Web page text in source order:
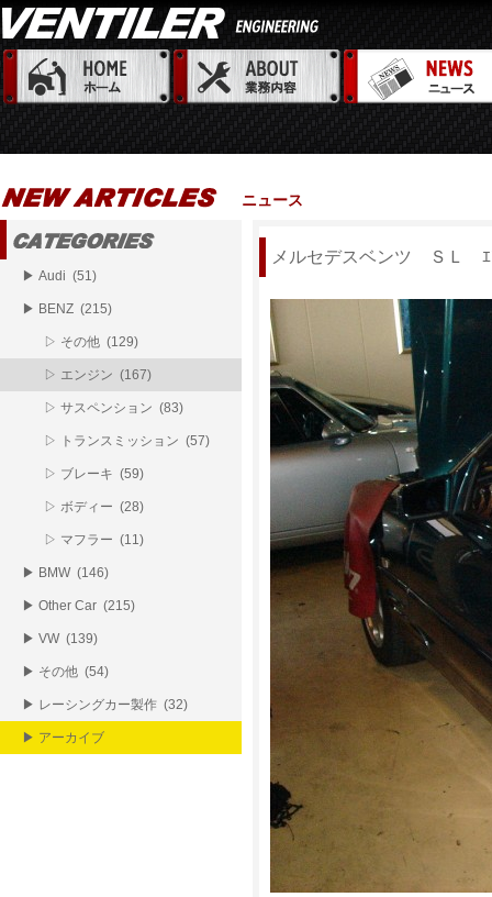
ニュース
メルセデスベンツ ＳＬ ｴ
▶ Audi (51)
▶ BENZ (215)
▷ その他 (129)
▷ エンジン (167)
▷ サスペンション (83)
▷ トランスミッション (57)
▷ ブレーキ (59)
▷ ボディー (28)
▷ マフラー (11)
▶ BMW (146)
▶ Other Car (215)
▶ VW (139)
▶ その他 (54)
▶ レーシングカー製作 (32)
▶ アーカイブ